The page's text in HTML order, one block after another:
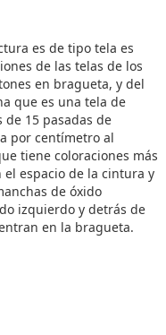
es de tipo tela es
de las telas de los
en bragueta, y del
que es una tela de
15 pasadas de
por centímetro al
tiene coloraciones más
espacio de la cintura y
de óxido
izquierdo y detrás de
en la bragueta.